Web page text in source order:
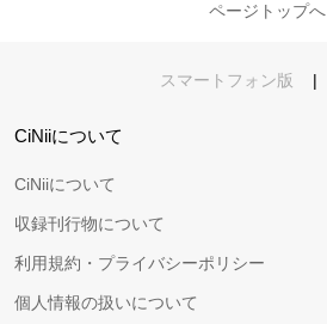
ページトップへ
スマートフォン版 |
CiNiiについて
CiNiiについて
収録刊行物について
利用規約・プライバシーポリシー
個人情報の扱いについて